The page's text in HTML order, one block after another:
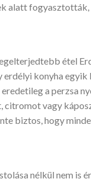
alatt
étel
erdélyi konyha
a perzsa
citromot vagy
biztos, hogy
nélkül nem is